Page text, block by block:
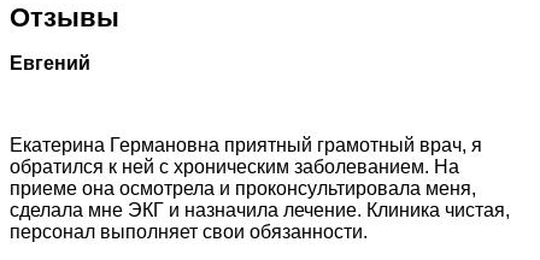
Отзывы
Евгений
Екатерина Германовна приятный грамотный врач, я
обратился к ней с хроническим заболеванием. На
приеме она осмотрела и проконсультировала меня,
сделала мне ЭКГ и назначила лечение. Клиника чистая,
персонал выполняет свои обязанности.